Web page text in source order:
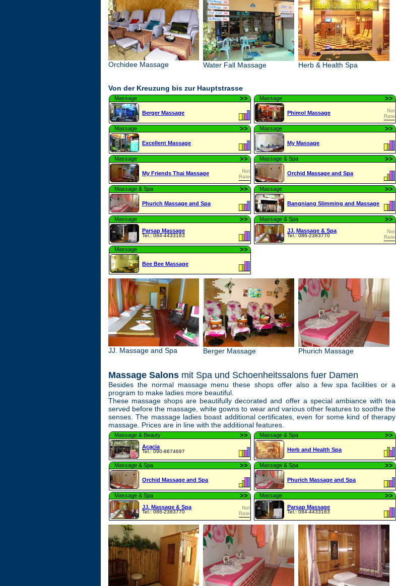
Orchidee Massage Water Fall Massage Herb & Health Spa
Von der Kreuzung bis zur Hauptstrasse
Massage >>
Berger Massage
Massage >>
Phimol Massage
Not
Rated
Massage >>
Excellent Massage
Massage >>
My Massage
Massage >>
My Friends Thai Massage
Not
Rated
Massage & Spa >>
Orchid Massage and Spa
Massage & Spa >>
Phurich Massage and Spa
Massage >>
Bangniang Slimming and Massage
Massage >>
Parsap Massage
Tel.: 084-4433183
Massage & Spa >>
JJ. Massage & Spa
Tel.: 086-2383770
Not
Rated
Massage >>
Bee Bee Massage
JJ. Massage and Spa Berger Massage Phurich Massage
Massage Salons mit Spa und Schoenheitssalons fuer Damen
Besides the normal massage menu these shops offer also a few spa facilities or a
program to make ladies more beautiful.
These massage shops are beautifully decorated and offer a special ambiance with tea
served before the massage, white gowns to wear and various other features to soothe the
senses. The massage ladies boast additional certificates, even for some kind of therapy
massage. Prices are in line with the additional features.
Massage & Beauty >>
Acacia
Tel.: 090-8674697
Massage & Spa >>
Herb and Health Spa
Massage & Spa >>
Orchid Massage and Spa
Massage & Spa >>
Phurich Massage and Spa
Massage & Spa >>
JJ. Massage & Spa
Tel.: 086-2383770
Not
Rated
Massage >>
Parsap Massage
Tel.: 084-4433183